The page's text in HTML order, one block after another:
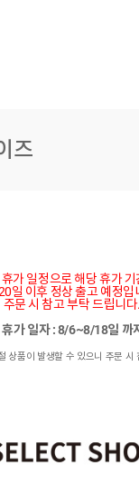
즈
가 일정으로 해당 휴가
일 이후 정상 출고 예정입
주문 시 참고 부탁 드립니
휴가 일자 : 8/6~8/18일 까
상품이 발생할 수 있으니 주문 시